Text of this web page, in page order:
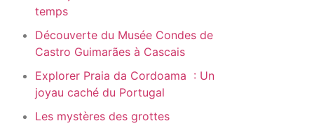
temps
Découverte du Musée Condes de
Castro Guimarães à Cascais
Explorer Praia da Cordoama : Un
joyau caché du Portugal
Les mystères des grottes